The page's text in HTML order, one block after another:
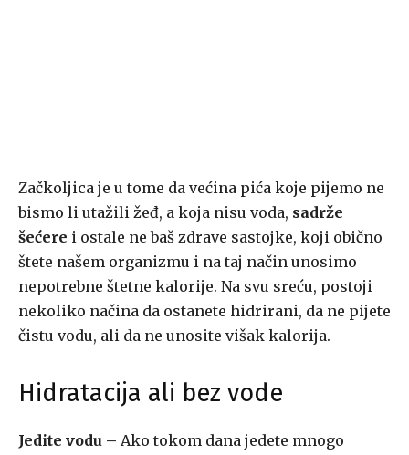
Začkoljica je u tome da većina pića koje pijemo ne
bismo li utažili žeđ, a koja nisu voda, sadrže
šećere i ostale ne baš zdrave sastojke, koji obično
štete našem organizmu i na taj način unosimo
nepotrebne štetne kalorije. Na svu sreću, postoji
nekoliko načina da ostanete hidrirani, da ne pijete
čistu vodu, ali da ne unosite višak kalorija.
Hidratacija ali bez vode
Jedite vodu – Ako tokom dana jedete mnogo